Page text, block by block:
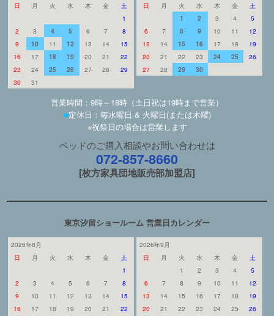
日
月 火 水 木 金
土
1
2
3 4 5 6 7
8
9
10 11 12 13 14
15
16
17 18 19 20 21
22
23
24 25 26 27 28
29
30
31
日
月 火 水 木 金
土
1
2 3 4
5
6
7 8 9 10 11
12
13
14 15 16 17 18
19
20
21 22 23 24 25
26
27
28 29 30
営業時間：9時～18時（土日祝は19時まで営業）
■定休日：毎水曜日 & 火曜日(または木曜)
※祝祭日の場合は営業します
ベッドのご購入相談やお問い合わせは
072-857-8660
[枚方家具団地販売部加盟店]
東京汐留ショールーム 営業日カレンダー
2026年8月
日
月 火 水 木 金
土
1
2
3 4 5 6 7
8
9
10 11 12 13 14
15
16
17 18 19 20 21
22
2026年9月
日
月 火 水 木 金
土
1
2 3 4
5
6
7 8 9 10 11
12
13
14 15 16 17 18
19
20
21 22 23 24 25
26